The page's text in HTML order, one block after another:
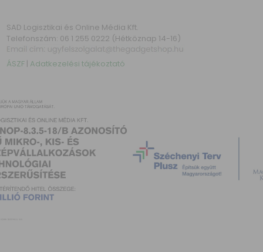
SAD Logisztikai és Online Média Kft.
Telefonszám: 06 1 255 0222 (Hétköznap 14-16)
ÁSZF Adatkezelési tájékoztató